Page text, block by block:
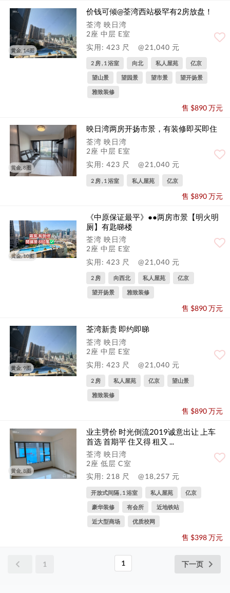
黄金, 14图
价钱可倾@荃湾西站极罕有2房放盘！
荃湾 映日湾
2座 中层 E室
实用: 423 尺
@21,040 元
2 房 , 1 浴室 向北 私人屋苑 亿京
望山景 望园景 望市景 望开扬景
雅致装修
售 $890 万元
黄金, 8图
映日湾两房开扬市景，有装修即买即住
荃湾 映日湾
2座 中层 E室
实用: 423 尺
@21,040 元
2 房 , 1 浴室 私人屋苑 亿京
售 $890 万元
黄金, 10图
《中原保证最平》●●两房市景【明火明
厕】有匙睇楼
荃湾 映日湾
2座 中层 E室
实用: 423 尺
@21,040 元
2 房 向西北 私人屋苑 亿京
望开扬景 雅致装修
售 $890 万元
黄金, 9图
荃湾新贵 即约即睇
荃湾 映日湾
2座 中层 E室
实用: 423 尺
@21,040 元
2 房 私人屋苑 亿京 望山景
雅致装修
售 $890 万元
黄金, 8图
业主劈价 时光倒流2019诚意出让 上车
首选 首期平 住又得 租又 ...
荃湾 映日湾
2座 低层 C室
实用: 218 尺
@18,257 元
开放式间隔 , 1 浴室 私人屋苑 亿京
豪华装修 有会所 近地铁站
近大型商场 优质校网
售 $398 万元
1 1 下一页